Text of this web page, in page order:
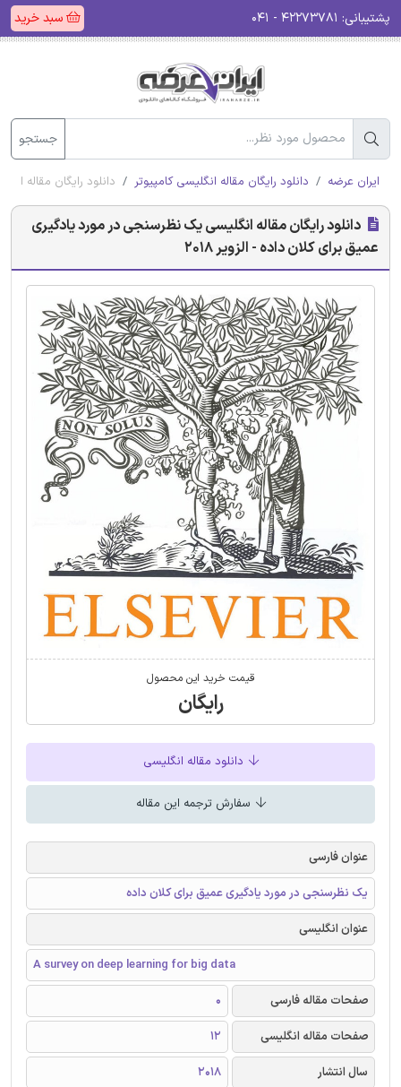
پشتیبانی: سبد خرید
جستجو
ایران عرضه دانلود رایگان مقاله انگلیسی کامپیوتر دانلود رایگان مقاله
دانلود رایگان مقاله انگلیسی یک نظرسنجی در مورد یادگیری
عمیق برای کلان داده - الزویر 2018
قیمت خرید این محصول
رایگان
دانلود مقاله انگلیسی
سفارش ترجمه این مقاله
عنوان فارسی
یک نظرسنجی در مورد یادگیری عمیق برای کلان داده
عنوان انگلیسی
A survey on deep learning for big data
صفحات مقاله فارسی
0
صفحات مقاله انگلیسی
12
سال انتشار
2018